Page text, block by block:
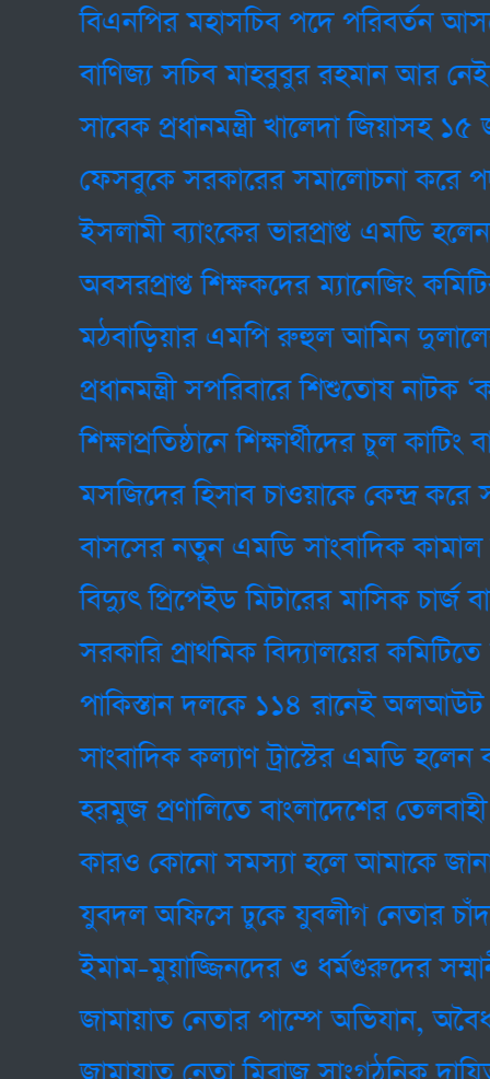
বিএনপির মহাসচিব পদে পরিবর্তন আসছে!
বাণিজ্য সচিব মাহবুবুর রহমান আর নেই
সাবেক প্রধানমন্ত্রী খালেদা জিয়াসহ ১৫ জন
ফেসবুকে সরকারের সমালোচনা করে
ইসলামী ব্যাংকের ভারপ্রাপ্ত এমডি হলেন
অবসরপ্রাপ্ত শিক্ষকদের ম্যানেজিং কমিটির
মঠবাড়িয়ার এমপি রুহুল আমিন দুলালের
প্রধানমন্ত্রী সপরিবারে শিশুতোষ নাটক ‘কবি
শিক্ষাপ্রতিষ্ঠানে শিক্ষার্থীদের চুল কাটিং
মসজিদের হিসাব চাওয়াকে কেন্দ্র করে
বাসসের নতুন এমডি সাংবাদিক কামাল
বিদ্যুৎ প্রিপেইড মিটারের মাসিক চার্জ
সরকারি প্রাথমিক বিদ্যালয়ের কমিটিতে
পাকিস্তান দলকে ১১৪ রানেই অলআউট করে
সাংবাদিক কল্যাণ ট্রাস্টের এমডি হলেন
হরমুজ প্রণালিতে বাংলাদেশের তেলবাহী
কারও কোনো সমস্যা হলে আমাকে
যুবদল অফিসে ঢুকে যুবলীগ নেতার চাঁদা
ইমাম-মুয়াজ্জিনদের ও ধর্মগুরুদের সম্মানী
জামায়াত নেতার পাম্পে অভিযান,